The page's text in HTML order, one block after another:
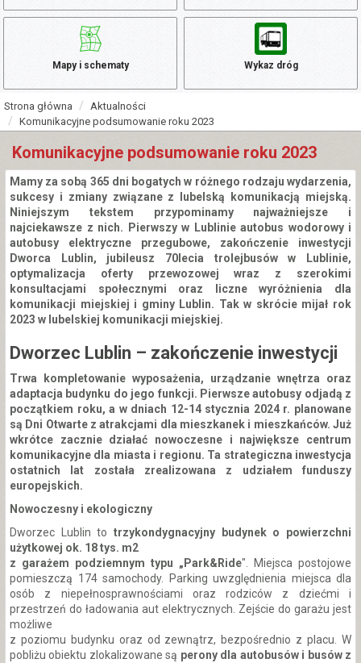
Mapy i schematy Wykaz dróg
Strona główna
Aktualności
Komunikacyjne podsumowanie roku 2023
Komunikacyjne podsumowanie roku 2023
Mamy za sobą 365 dni bogatych w różnego rodzaju wydarzenia,
sukcesy i zmiany związane z lubelską komunikacją miejską.
Niniejszym tekstem przypominamy najważniejsze i
najciekawsze z nich. Pierwszy w Lublinie autobus wodorowy i
autobusy elektryczne przegubowe, zakończenie inwestycji
Dworca Lublin, jubileusz 70lecia trolejbusów w Lublinie,
optymalizacja oferty przewozowej wraz z szerokimi
konsultacjami społecznymi oraz liczne wyróżnienia dla
komunikacji miejskiej i gminy Lublin. Tak w skrócie mijał rok
2023 w lubelskiej komunikacji miejskiej.
Dworzec Lublin – zakończenie inwestycji
Trwa kompletowanie wyposażenia, urządzanie wnętrza oraz
adaptacja budynku do jego funkcji. Pierwsze autobusy odjadą z
początkiem roku, a w dniach 12-14 stycznia 2024 r. planowane
są Dni Otwarte z atrakcjami dla mieszkanek i mieszkańców. Już
wkrótce zacznie działać nowoczesne i największe centrum
komunikacyjne dla miasta i regionu. Ta strategiczna inwestycja
ostatnich lat została zrealizowana z udziałem funduszy
europejskich.
Nowoczesny i ekologiczny
Dworzec Lublin to trzykondygnacyjny budynek o powierzchni
użytkowej ok. 18 tys. m2
z garażem podziemnym typu „Park&Ride". Miejsca postojowe
pomieszczą 174 samochody. Parking uwzględnienia miejsca dla
osób z niepełnosprawnościami oraz rodziców z dziećmi i
przestrzeń do ładowania aut elektrycznych. Zejście do garażu jest
możliwe
z poziomu budynku oraz od zewnątrz, bezpośrednio z placu. W
pobliżu obiektu zlokalizowane są perony dla autobusów i busów z